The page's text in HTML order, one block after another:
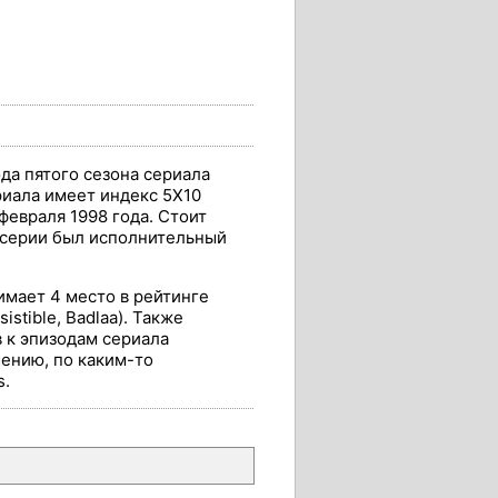
пятого сезона сериала
имеет индекс 5X10
1998 года. Стоит
был исполнительный
4 место в рейтинге
Badlaa). Также
эпизодам сериала
по каким-то